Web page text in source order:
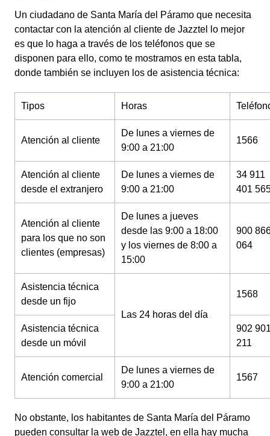
Un ciudadano de Santa María del Páramo que necesita
contactar con la atención al cliente de Jazztel lo mejor
es que lo haga a través de los teléfonos que se
disponen para ello, como te mostramos en esta tabla,
donde también se incluyen los de asistencia técnica:
Tipos Horas
Atención al cliente
De lunes a viernes de
9:00 a 21:00
1566
Atención al cliente
desde el extranjero
De lunes a viernes de
9:00 a 21:00
34 911
401
Atención al cliente
para los que no son
clientes (empresas)
De lunes a jueves
desde las 9:00 a 18:00
y los viernes de 8:00 a
15:00
900
064
Asistencia técnica
desde un fijo
Las 24 horas del día
1568
Asistencia técnica
desde un móvil
902
211
Atención comercial
De lunes a viernes de
9:00 a 21:00
1567
No obstante, los habitantes de Santa María del Páramo
pueden consultar la web de Jazztel, en ella hay mucha